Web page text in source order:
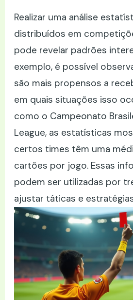
Realizar uma análise
distribuídos em
pode revelar padrões
exemplo, é possível
são mais propensos a
em quais situações isso
como o Campeonato
League, as estatísticas
certos times têm uma
cartões por jogo. Essas
podem ser utilizadas por
ajustar táticas e